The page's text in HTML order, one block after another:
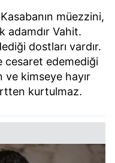
Kasabanın müezzini,
adamdır Vahit.
dostları vardır.
cesaret edemediği
kimseye hayır
kurtulmaz.